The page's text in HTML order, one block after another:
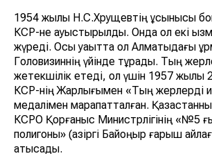
1954 жылы Н.С.Хрущевтің ұсынысы
КСР-не ауыстырылды. Онда ол екі
жүреді. Осы уақытта ол Алматыдағы
Головизиннің үйінде тұрады. Тың
жетекшілік етеді, ол үшін 1957 жылы
КСР-нің Жарлығымен «Тың жерлерді
медалімен марапатталған.
КСРО Қорғаныс Министрлігінің «№5
полигоны» (қазіргі Байқоңыр ғарыш
қатысады.